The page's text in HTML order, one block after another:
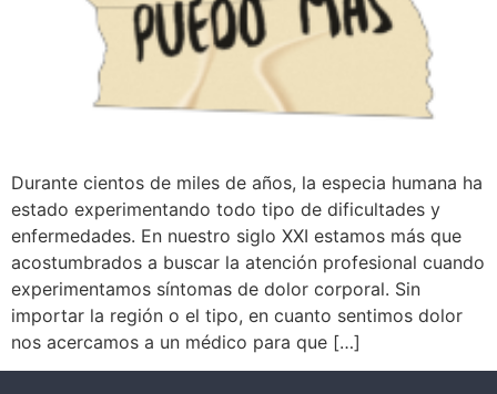
Durante cientos de miles de años, la especia humana ha
estado experimentando todo tipo de dificultades y
enfermedades. En nuestro siglo XXI estamos más que
acostumbrados a buscar la atención profesional cuando
experimentamos síntomas de dolor corporal. Sin
importar la región o el tipo, en cuanto sentimos dolor
nos acercamos a un médico para que […]